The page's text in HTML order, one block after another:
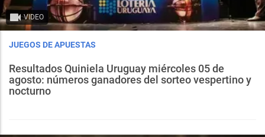
VIDEO
JUEGOS DE APUESTAS
Resultados Quiniela Uruguay miércoles 05 de
agosto: números ganadores del sorteo vespertino y
nocturno